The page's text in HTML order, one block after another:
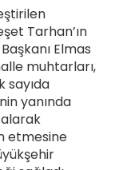
Tarhan’ın
Elmas
muhtarları,
sayıda
yanında
etmesine